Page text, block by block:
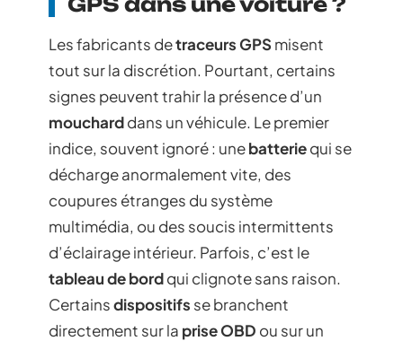
Les fabricants detraceurs GPSmisent
tout sur la discrétion. Pourtant, certains
signes peuvent trahir la présence d’un
moucharddans un véhicule. Le premier
indice, souvent ignoré : unebatteriequi se
décharge anormalement vite, des
coupures étranges du système
multimédia, ou des soucis intermittents
d’éclairage intérieur. Parfois, c’est le
tableau de bordqui clignote sans raison.
Certainsdispositifs se branchent
directement sur la prise OBD ou sur un